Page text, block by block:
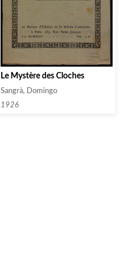
Le Mystère des Cloches
Sangrà, Domingo
1926